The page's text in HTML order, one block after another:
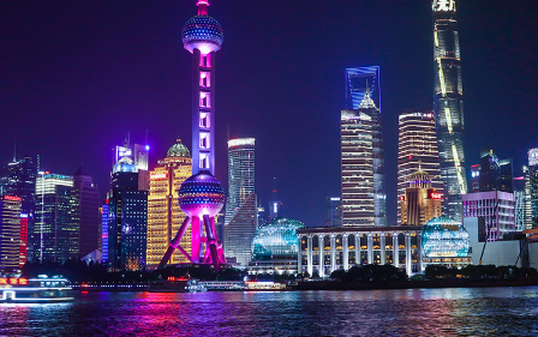
地呈现明暗细节， 实现全面的成